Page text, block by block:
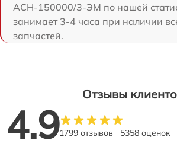
АСН-150000/3-ЭМ по нашей
занимает 3-4 часа при наличии
запчастей.
Отзывы
4.91799 отзывов 5358 оценок